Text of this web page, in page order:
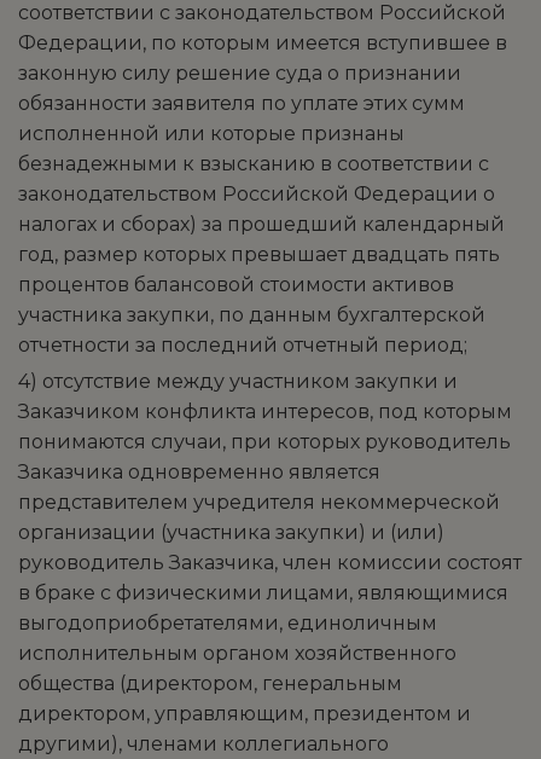
соответствии с законодательством Российской
Федерации, по которым имеется вступившее в
законную силу решение суда о признании
обязанности заявителя по уплате этих сумм
исполненной или которые признаны
безнадежными к взысканию в соответствии с
законодательством Российской Федерации о
налогах и сборах) за прошедший календарный
год, размер которых превышает двадцать пять
процентов балансовой стоимости активов
участника закупки, по данным бухгалтерской
отчетности за последний отчетный период;
4) отсутствие между участником закупки и
Заказчиком конфликта интересов, под которым
понимаются случаи, при которых руководитель
Заказчика одновременно является
представителем учредителя некоммерческой
организации (участника закупки) и (или)
руководитель Заказчика, член комиссии состоят
в браке с физическими лицами, являющимися
выгодоприобретателями, единоличным
исполнительным органом хозяйственного
общества (директором, генеральным
директором, управляющим, президентом и
другими), членами коллегиального